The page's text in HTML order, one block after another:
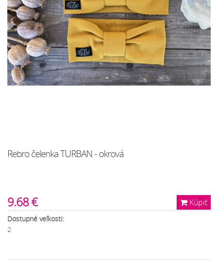
Rebro čelenka TURBAN - okrová
Kúpiť
9.68 €
Dostupné veľkosti:
2